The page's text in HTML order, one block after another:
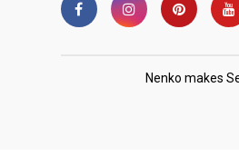
Nenko makes